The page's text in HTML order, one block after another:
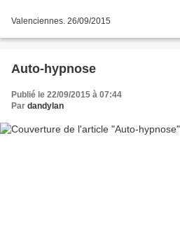
Valenciennes. 26/09/2015
Auto-hypnose
Publié le 22/09/2015 à 07:44
Par dandylan